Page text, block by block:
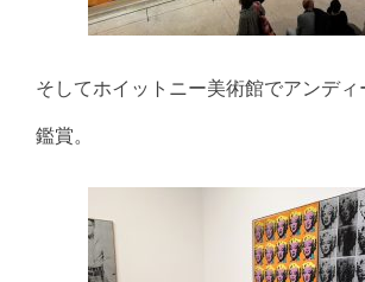
そしてホイットニー美術館でアンデ
鑑賞。